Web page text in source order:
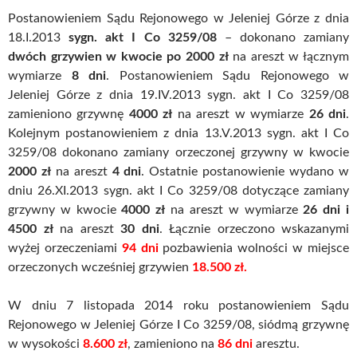
Postanowieniem Sądu Rejonowego w Jeleniej Górze z dnia
18.I.2013sygn. akt I Co 3259/08– dokonano zamiany
dwóch grzywien w kwocie po 2000 złna areszt w łącznym
wymiarze 8 dni. Postanowieniem Sądu Rejonowego w
Jeleniej Górze z dnia 19.IV.2013 sygn. akt I Co 3259/08
zamieniono grzywnę 4000 zł na areszt w wymiarze 26 dni.
Kolejnym postanowieniem z dnia 13.V.2013 sygn. akt I Co
3259/08 dokonano zamiany orzeczonej grzywny w kwocie
2000 złna areszt 4 dni. Ostatnie postanowienie wydano w
dniu 26.XI.2013 sygn. akt I Co 3259/08 dotyczące zamiany
grzywny w kwocie4000 zł na areszt w wymiarze 26 dni i
4500 złna areszt 30 dni. Łącznie orzeczono wskazanymi
wyżej orzeczeniami 94 dnipozbawienia wolności w miejsce
orzeczonych wcześniej grzywien 18.500 zł.
W dniu 7 listopada 2014 roku postanowieniem Sądu
Rejonowego w Jeleniej Górze I Co 3259/08, siódmą grzywnę
w wysokości 8.600 zł, zamieniono na 86 dni aresztu.